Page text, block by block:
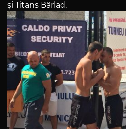
și Titans Bârlad.